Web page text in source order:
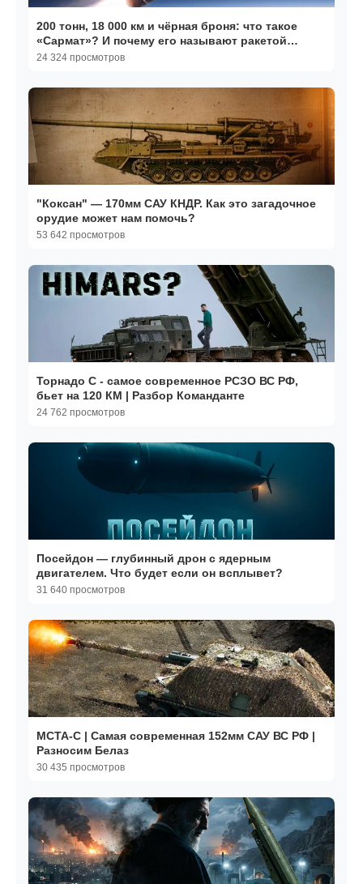
200 тонн, 18 000 км и чёрная броня: что такое
«Сармат»? И почему его называют ракетой
судного дня?
24 324 просмотров
"Коксан" — 170мм САУ КНДР. Как это загадочное
орудие может нам помочь?
53 642 просмотров
Торнадо С - самое современное РСЗО ВС РФ,
бьет на 120 КМ | Разбор Команданте
24 762 просмотров
Посейдон — глубинный дрон с ядерным
двигателем. Что будет если он всплывет?
31 640 просмотров
МСТА-С | Самая современная 152мм САУ ВС РФ |
Разносим Белаз
30 435 просмотров